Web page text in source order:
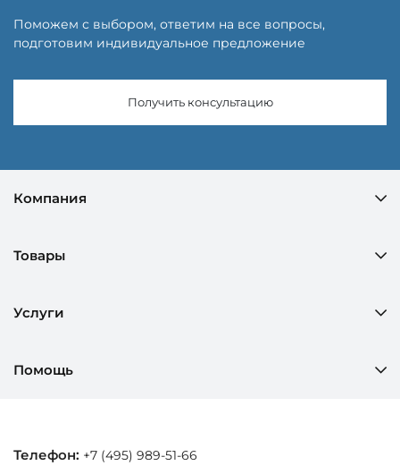
Поможем с выбором, ответим на все вопросы,
подготовим индивидуальное предложение
Получить консультацию
Компания
Товары
Услуги
Помощь
Телефон: +7 (495) 989-51-66